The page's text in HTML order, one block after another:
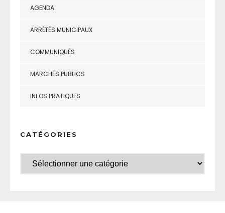
AGENDA
ARRÊTÉS MUNICIPAUX
COMMUNIQUÉS
MARCHÉS PUBLICS
INFOS PRATIQUES
CATÉGORIES